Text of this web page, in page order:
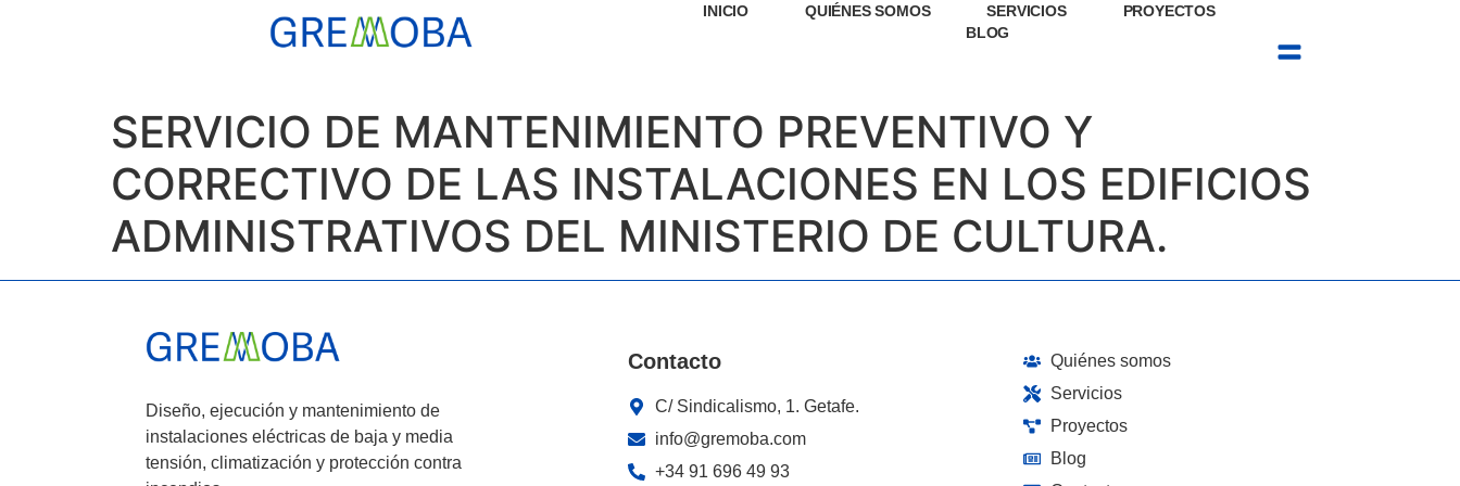
INICIO QUIÉNES SOMOS SERVICIOS
PROYECTOS
BLOG
SERVICIO DE MANTENIMIENTO PREVENTIVO Y
CORRECTIVO DE LAS INSTALACIONES EN LOS EDIFICIOS
ADMINISTRATIVOS DEL MINISTERIO DE CULTURA.
Diseño, ejecución y mantenimiento de
instalaciones eléctricas de baja y media
tensión, climatización y protección contra
Contacto
C/ Sindicalismo, 1. Getafe.
info@gremoba.com
+34 91 696 49 93
Quiénes somos
Servicios
Proyectos
Blog